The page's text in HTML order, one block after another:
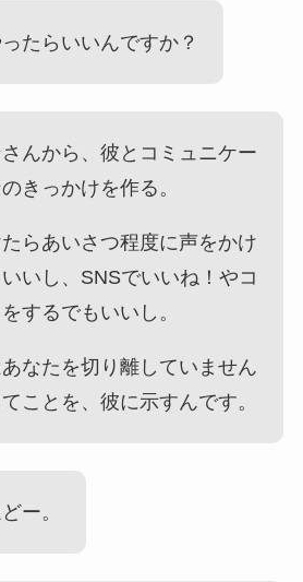
たらいいんですか？
んから、彼とコミュニケー
きっかけを作る。
らあいさつ程度に声をかけ
いし、SNSでいいね！やコ
するでもいいし。
あなたを切り離していません
ことを、彼に示すんです。
ー。